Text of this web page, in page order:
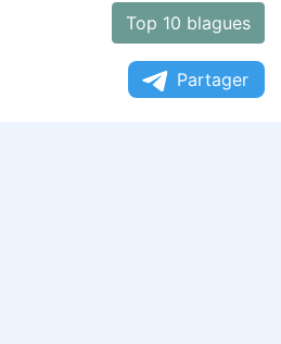
Top 10 blagues
Partager